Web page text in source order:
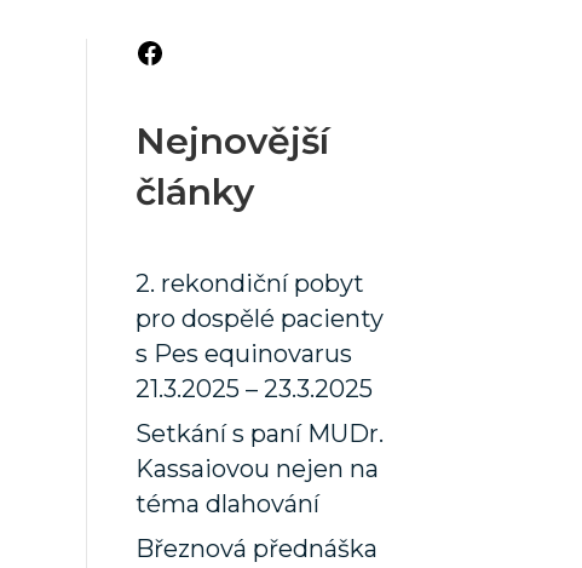
Facebook
Nejnovější
články
2. rekondiční pobyt
pro dospělé pacienty
s Pes equinovarus
21.3.2025 – 23.3.2025
Setkání s paní MUDr.
Kassaiovou nejen na
téma dlahování
Březnová přednáška